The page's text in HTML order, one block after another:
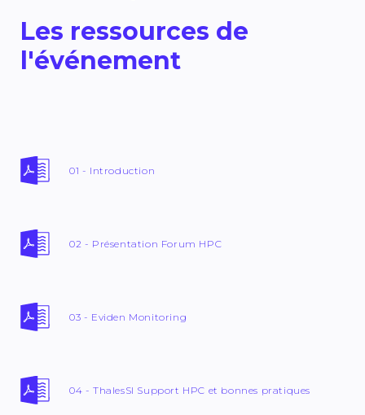
Les ressources de
l'événement
01 - Introduction
02 - Présentation Forum HPC
03 - Eviden Monitoring
04 - ThalesSI Support HPC et bonnes pratiques